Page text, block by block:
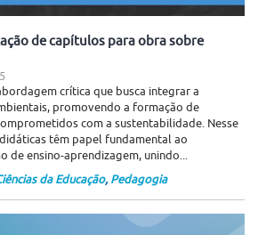
de capítulos para obra sobre
crítica que busca integrar a
promovendo a formação de
com a sustentabilidade. Nesse
têm papel fundamental ao
de ensino-aprendizagem, unindo...
da Educação, Pedagogia